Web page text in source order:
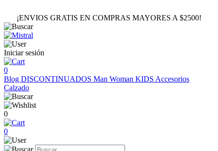
¡ENVIOS GRATIS EN COMPRAS MAYORES A $2500!
Iniciar sesión
0
Blog DISCONTINUADOS Man Woman KIDS Accesorios
Calzado
0
0